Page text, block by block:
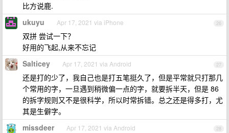
比方说鹿.
26
ukuyu Apr 17, 2021 via iPhone
双拼 尝试一下？
好用的飞起,从来不忘记
27
Salticey Apr 17, 2021 via Android
还是打的少了，我自己也是打五笔挺久了，但是平常就只打那几
个常用的字，一旦遇到稍微偏一点的字，就要拆半天，但是 86
的拆字规则又不是很科学，所以时常拆错。总之还是得多打，尤
其是生僻字。
28
missdeer Apr 17, 2021 via Android